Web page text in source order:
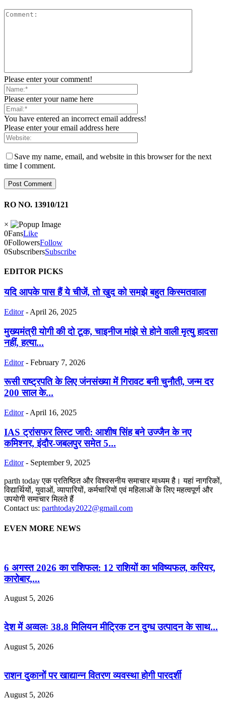
Please enter your comment!
Please enter your name here
You have entered an incorrect email address!
Please enter your email address here
Save my name, email, and website in this browser for the next
time I comment.
RO NO. 13910/121
×
0FansLike
0FollowersFollow
0SubscribersSubscribe
EDITOR PICKS
यदि आपके पास हैं ये चीजें, तो खुद को समझे बहुत किस्मतवाला
Editor - April 26, 2025
मुख्यमंत्री योगी की दो टूक, चाइनीज मांझे से होने वाली मृत्यु हादसा
नहीं, हत्या...
Editor - February 7, 2026
रूसी राष्ट्रपति के लिए जंनसंख्या में गिरावट बनी चुनौती, जन्म दर
200 साल के...
Editor - April 16, 2025
IAS ट्रांसफर लिस्ट जारी: आशीष सिंह बने उज्जैन के नए
कमिश्नर, इंदौर-जबलपुर समेत 5...
Editor - September 9, 2025
parth today एक प्रतिष्ठित और विश्वसनीय समाचार माध्यम है। यहां नागरिकों,
विद्यार्थियों, युवाओं, व्यापारियों, कर्मचारियों एवं महिलाओं के लिए महत्वपूर्ण और
उपयोगी समाचार मिलते हैं
Contact us: parthtoday2022@gmail.com
EVEN MORE NEWS
6 अगस्त 2026 का राशिफल: 12 राशियों का भविष्यफल, करियर,
कारोबार,...
August 5, 2026
देश में अव्वलः 38.8 मिलियन मीट्रिक टन दुग्ध उत्पादन के साथ...
August 5, 2026
राशन दुकानों पर खाद्यान्न वितरण व्यवस्था होगी पारदर्शी
August 5, 2026